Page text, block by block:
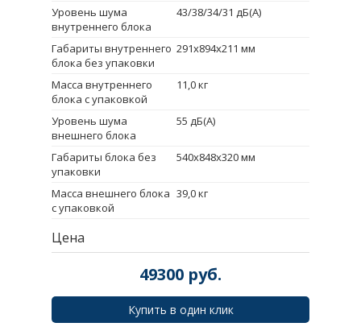
Уровень шума
внутреннего блока
43/38/34/31 дБ(А)
Габариты внутреннего
блока без упаковки
291x894x211 мм
Масса внутреннего
блока с упаковкой
11,0 кг
Уровень шума
внешнего блока
55 дБ(А)
Габариты блока без
упаковки
540x848x320 мм
Масса внешнего блока
с упаковкой
39,0 кг
Цена
49300 руб.
Купить в один клик